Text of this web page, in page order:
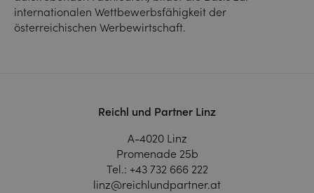
internationalen Wettbewerbsfähigkeit der
österreichischen Werbewirtschaft.
Reichl und Partner Linz
A-4020 Linz
Promenade 25b
Tel.: +43 732 666 222
linz@reichlundpartner.at